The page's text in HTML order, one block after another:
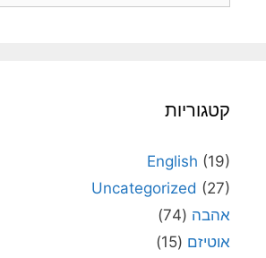
קטגוריות
English (19)
Uncategorized (27)
אהבה (74)
אוטיזם (15)